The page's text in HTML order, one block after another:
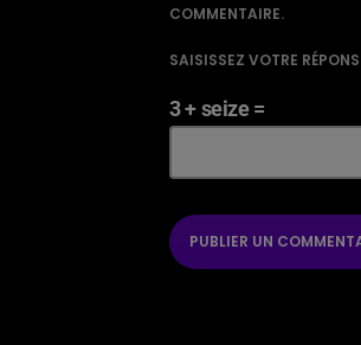
COMMENTAIRE.
SAISISSEZ VOTRE
3 + seize =